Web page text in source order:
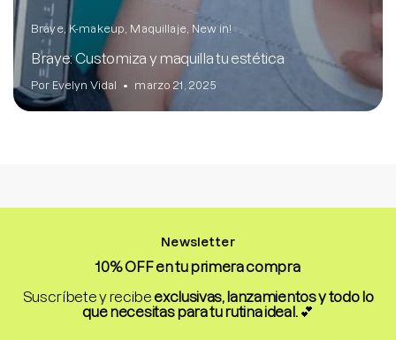
Braye K-makeup Maquillaje New in!
Braye: Customiza y maquilla tu estética
Por Evelyn Vidal marzo 21, 2025
Newsletter
10% OFF en tu primera compra
Suscríbete y recibeexclusivas, lanzamientos y todo lo
que necesitas para tu rutina ideal.💕